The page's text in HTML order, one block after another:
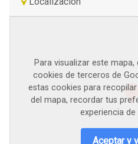
Para visualizar este
cookies de terceros de
estas cookies para
del mapa, recordar tus
experiencia de
Aceptar y